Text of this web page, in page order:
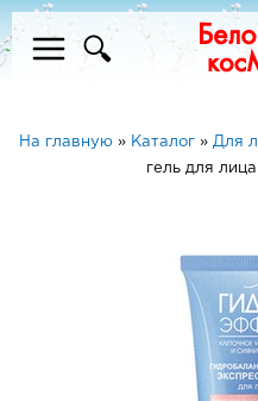
На главную» Каталог» Для
гель для